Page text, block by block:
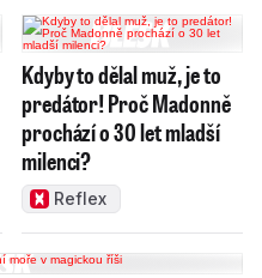
Kdyby to dělal muž, je to
predátor! Proč Madonně
prochází o 30 let mladší
milenci?
Reflex